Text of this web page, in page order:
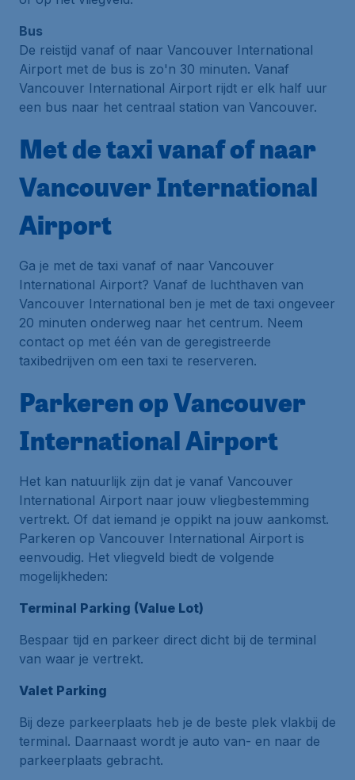
Bus
De reistijd vanaf of naar Vancouver International
Airport met de bus is zo'n 30 minuten. Vanaf
Vancouver International Airport rijdt er elk half uur
een bus naar het centraal station van Vancouver.
Met de taxi vanaf of naar
Vancouver International
Airport
Ga je met de taxi vanaf of naar Vancouver
International Airport? Vanaf de luchthaven van
Vancouver International ben je met de taxi ongeveer
20 minuten onderweg naar het centrum. Neem
contact op met één van de geregistreerde
taxibedrijven om een taxi te reserveren.
Parkeren op Vancouver
International Airport
Het kan natuurlijk zijn dat je vanaf Vancouver
International Airport naar jouw vliegbestemming
vertrekt. Of dat iemand je oppikt na jouw aankomst.
Parkeren op Vancouver International Airport is
eenvoudig. Het vliegveld biedt de volgende
mogelijkheden:
Terminal Parking (Value Lot)
Bespaar tijd en parkeer direct dicht bij de terminal
van waar je vertrekt.
Valet Parking
Bij deze parkeerplaats heb je de beste plek vlakbij de
terminal. Daarnaast wordt je auto van- en naar de
parkeerplaats gebracht.